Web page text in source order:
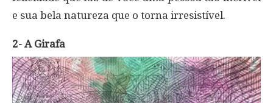
e sua bela natureza que o torna irresistível.
2- A Girafa